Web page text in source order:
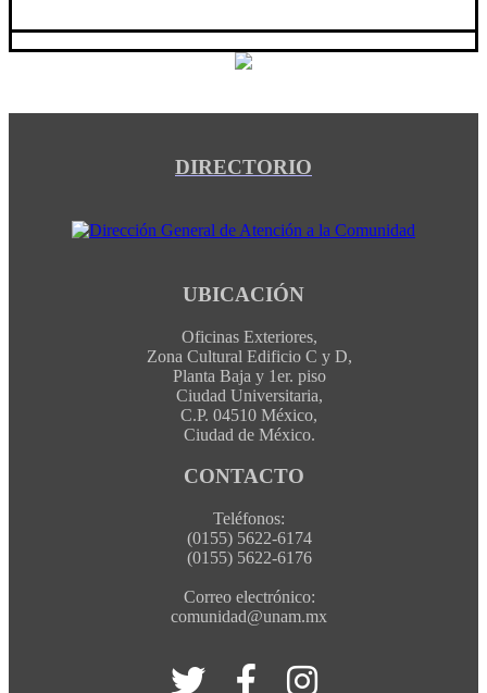
DIRECTORIO
UBICACIÓN
Oficinas Exteriores,
Zona Cultural Edificio C y D,
Planta Baja y 1er. piso
Ciudad Universitaria,
C.P. 04510 México,
Ciudad de México.
CONTACTO
Teléfonos:
(0155) 5622-6174
(0155) 5622-6176
Correo electrónico:
comunidad@unam.mx